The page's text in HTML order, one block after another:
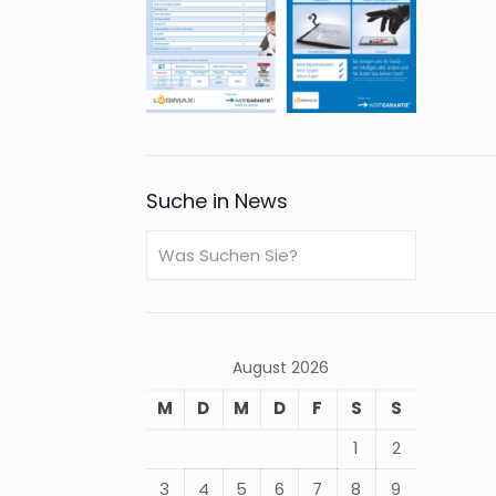
Suche in News
August 2026
M D M D F S
S
1
2
3
4 5 6 7 8 9